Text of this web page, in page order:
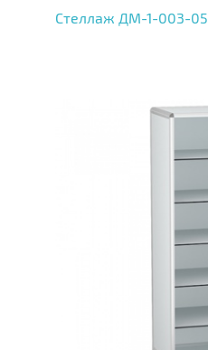
Стеллаж ДМ-1-003-05